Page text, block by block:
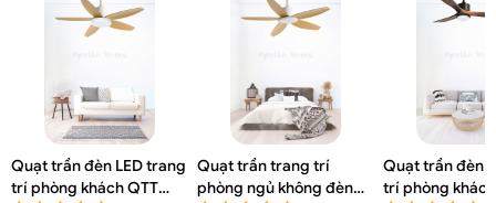
Quạt trần đèn LED trang
trí phòng khách QTT
Quạt trần trang trí
phòng ngủ không đèn
Quạt trần đèn
trí phòng